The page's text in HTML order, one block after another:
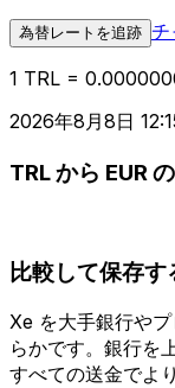
為替レートを追跡 チ
1 TRL =
2026年8月8日
TRL から EUR
比較して保存す
Xe を大手銀行や
らかです。銀行を
すべての送金でよ